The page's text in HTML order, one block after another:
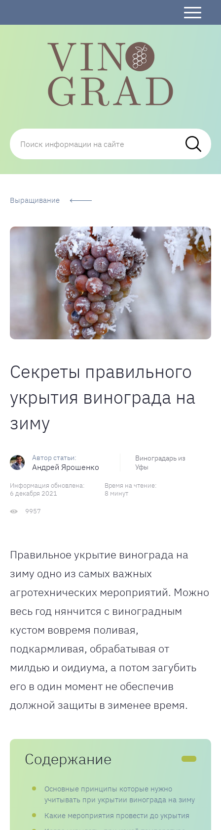
Сорта Винограда: описание, фото, отзывы,
технологии посадки и ухода
Выращивание
Секреты правильного
укрытия винограда на
зиму
Андрей Ярошенко
Виноградарь из
Уфы
Информация обновлена:
6 декабря 2021
Время на чтение:
8 минут
9957
Правильное укрытие винограда на
зиму одно из самых важных
агротехнических мероприятий. Можно
весь год нянчится с виноградным
кустом вовремя поливая,
подкармливая, обрабатывая от
милдью и оидиума, а потом загубить
его в один момент не обеспечив
должной защиты в зименее время.
Содержание
Основные принципы которые нужно
учитывать при укрытии винограда на зиму
Какие мероприятия провести до укрытия